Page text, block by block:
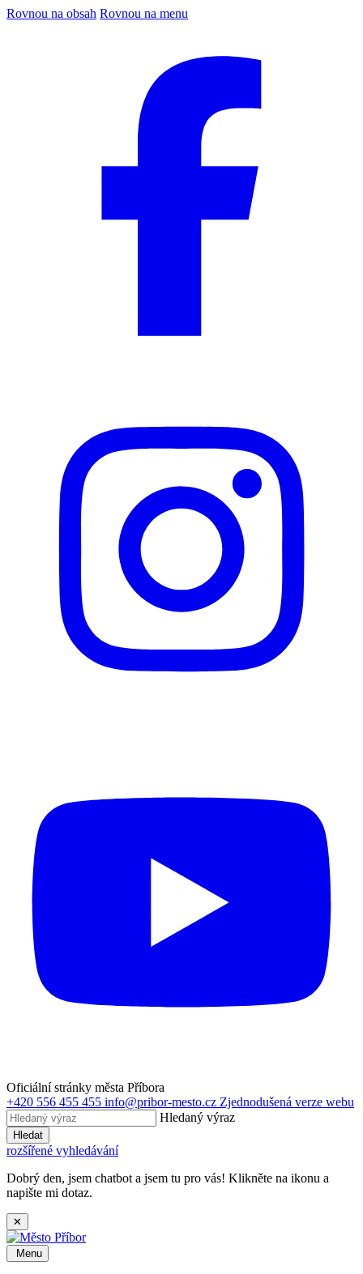
Rovnou na obsah Rovnou na menu
Oficiální stránky města Příbora
+420 556 455 455 info@pribor-mesto.cz Zjednodušená verze webu
Hledaný výraz
Hledat
rozšířené vyhledávání
Dobrý den, jsem chatbot a jsem tu pro vás! Klikněte na ikonu a
napište mi dotaz.
✕
Menu